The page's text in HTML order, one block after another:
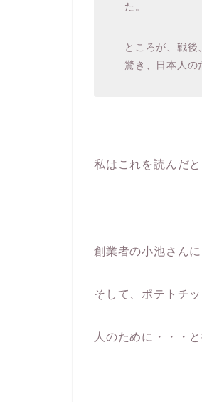
た。
ところが、戦後
驚き、日本人の
私はこれを読んだ
創業者の小池さんに
そして、ポテトチ
人のために・・・